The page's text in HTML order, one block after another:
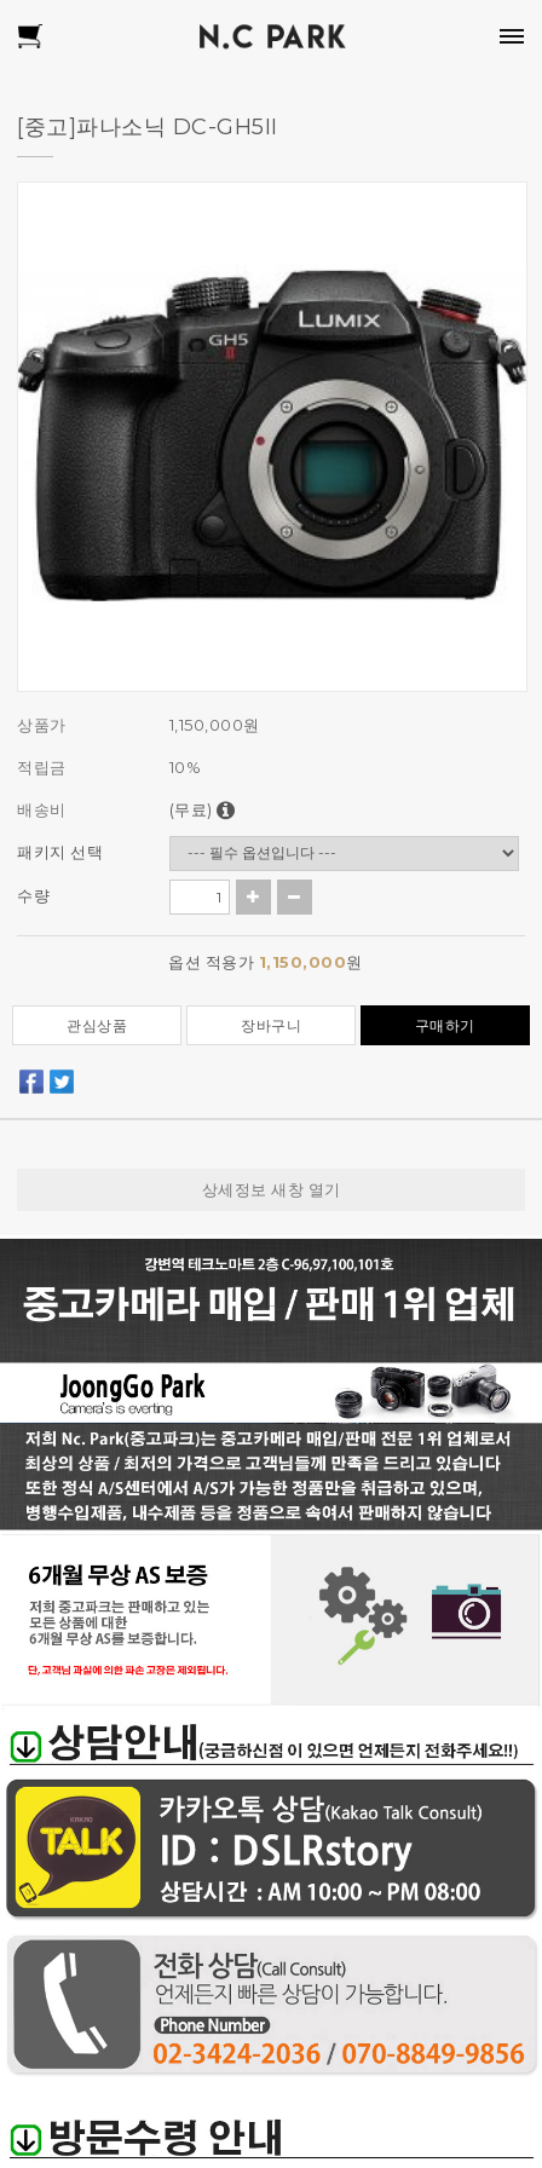
[중고]파나소닉 DC-GH5II
상품가 1,150,000원
적립금 10%
배송비 (무료)
패키지 선택
수량
옵션 적용가 1,150,000원
관심상품 장바구니 구매하기
상세정보 새창 열기